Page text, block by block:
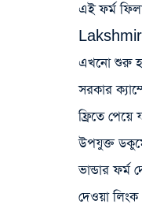
এই ফর্ম
এখনো শুরু
সরকার
ফ্রিতে
উপযুক্ত
ভান্ডার ফর্ম
দেওয়া